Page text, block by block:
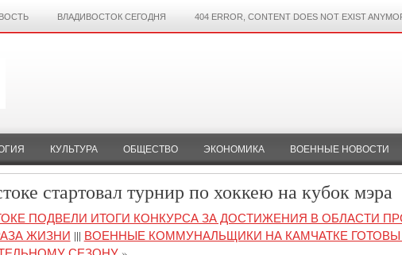
ВЛАДИВОСТОК СЕГОДНЯ 404 ERROR, CONTENT DOES NOT EXIST
КУЛЬТУРА ОБЩЕСТВО ЭКОНОМИКА ВОЕННЫЕ НОВОСТИ
стартовал турнир по хоккею на кубок мэра
ПОДВЕЛИ ИТОГИ КОНКУРСА ЗА ДОСТИЖЕНИЯ В ОБЛАСТИ
ЖИЗНИ ||| ВОЕННЫЕ КОММУНАЛЬЩИКИ НА КАМЧАТКЕ ГОТОВЫ